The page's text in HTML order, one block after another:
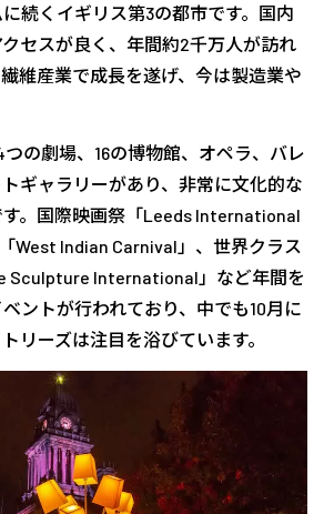
続くイギリス第3の都市です。国内
セスが良く、年間約2千万人が訪れ
維産業で成長を遂げ、今は製造業や
の劇場、16の博物館、オペラ、バレ
ギャラリーがあり、非常に文化的な
。国際映画祭「Leeds International
West Indian Carnival」、世界クラス
Sculpture International」など年間を
ントが行われており、中でも10月に
リーズは注目を浴びています。